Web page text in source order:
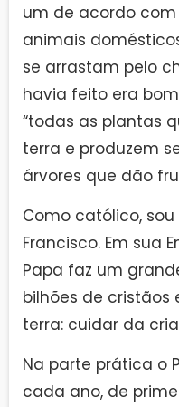
um de acordo com
animais
se arrastam pelo
havia feito era
“todas as plantas
terra e produzem
árvores que dão
Como católico,
Francisco. Em sua
Papa faz um
bilhões de
terra: cuidar da
Na parte prática o
cada ano, de